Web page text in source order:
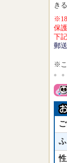
き
保
下
郵
※こ